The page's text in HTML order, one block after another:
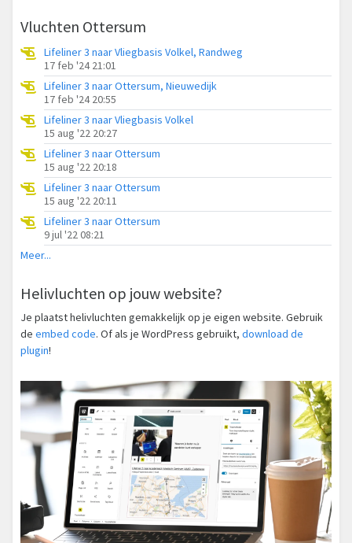
Vluchten Ottersum
Lifeliner 3 naar Vliegbasis Volkel, Randweg
17 feb '24 21:01
Lifeliner 3 naar Ottersum, Nieuwedijk
17 feb '24 20:55
Lifeliner 3 naar Vliegbasis Volkel
15 aug '22 20:27
Lifeliner 3 naar Ottersum
15 aug '22 20:18
Lifeliner 3 naar Ottersum
15 aug '22 20:11
Lifeliner 3 naar Ottersum
9 jul '22 08:21
Meer...
Helivluchten op jouw website?
Je plaatst helivluchten gemakkelijk op je eigen website. Gebruik
de embed code. Of als je WordPress gebruikt, download de
plugin!